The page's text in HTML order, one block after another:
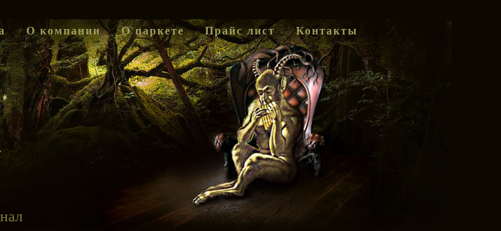
О компании О паркете Прайс лист Контакты